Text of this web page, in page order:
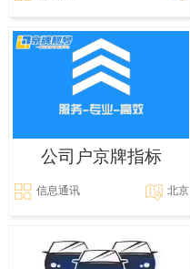
公司户京牌指标
信息通讯 北京